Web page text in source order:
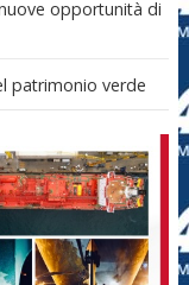
opportunità di
patrimonio verde